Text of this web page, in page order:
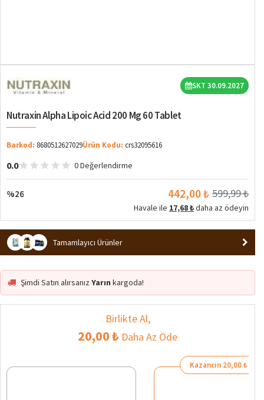
%26
SKT 30.09.2027
Nutraxin Alpha Lipoic Acid 200 Mg 60 Tablet
Barkod: 8680512627029Ürün Kodu: crs32095616
0.0 0 Değerlendirme
%26 442,00 ₺ 599,99 ₺
Havale ile 17,68 ₺daha az ödeyin
Tamamlayıcı Ürünler
Şimdi Satın alırsanızYarın kargoda!
Birlikte Al,
20,00 ₺ Daha Az Öde
Kazancın 20,00 ₺